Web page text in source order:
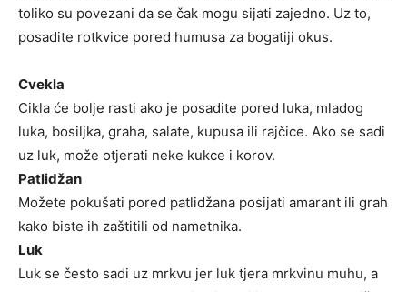
toliko su povezani da se čak mogu sijati zajedno. Uz to,
posadite rotkvice pored humusa za bogatiji okus.
Cvekla
Cikla će bolje rasti ako je posadite pored luka, mladog
luka, bosiljka, graha, salate, kupusa ili rajčice. Ako se sadi
uz luk, može otjerati neke kukce i korov.
Patlidžan
Možete pokušati pored patlidžana posijati amarant ili grah
kako biste ih zaštitili od nametnika.
Luk
Luk se često sadi uz mrkvu jer luk tjera mrkvinu muhu, a